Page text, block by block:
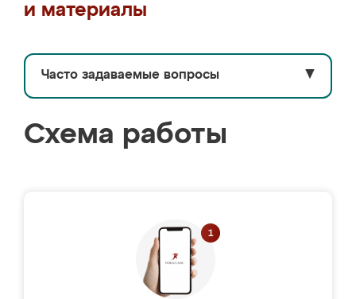
и материалы
Часто задаваемые вопросы ▼
Схема работы